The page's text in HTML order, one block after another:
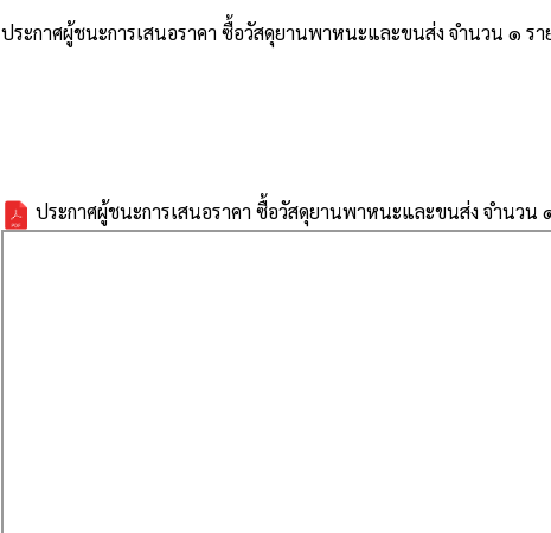
ประกาศผู้ชนะการเสนอราคา ซื้อวัสดุยานพาหนะและขนส่ง จำนวน ๑ ราย
ประกาศผู้ชนะการเสนอราคา ซื้อวัสดุยานพาหนะและขนส่ง จำนวน